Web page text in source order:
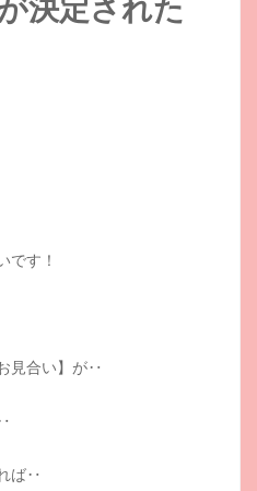
決定された
です！
見合い】が‥
ば‥